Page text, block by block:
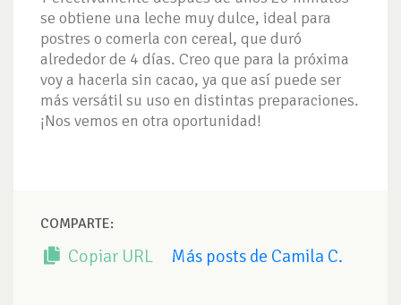
se obtiene una leche muy dulce, ideal para
postres o comerla con cereal, que duró
alrededor de 4 días. Creo que para la próxima
voy a hacerla sin cacao, ya que así puede ser
más versátil su uso en distintas preparaciones.
¡Nos vemos en otra oportunidad!
COMPARTE:
Copiar URL Más posts de Camila C.